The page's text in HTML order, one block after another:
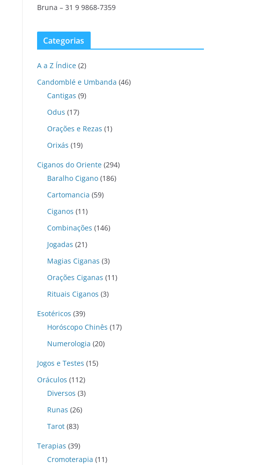
Bruna – 31 9 9868-7359
Categorias
A a Z Índice (2)
Candomblé e Umbanda (46)
Cantigas (9)
Odus (17)
Orações e Rezas (1)
Orixás (19)
Ciganos do Oriente (294)
Baralho Cigano (186)
Cartomancia (59)
Ciganos (11)
Combinações (146)
Jogadas (21)
Magias Ciganas (3)
Orações Ciganas (11)
Rituais Ciganos (3)
Esotéricos (39)
Horóscopo Chinês (17)
Numerologia (20)
Jogos e Testes (15)
Oráculos (112)
Diversos (3)
Runas (26)
Tarot (83)
Terapias (39)
Cromoterapia (11)